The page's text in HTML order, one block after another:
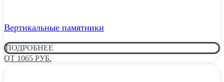
Вертикальные памятники
ПОДРОБНЕЕ
ОТ 1065 РУБ.